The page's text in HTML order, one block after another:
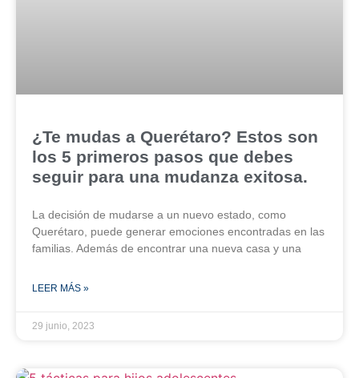
¿Te mudas a Querétaro? Estos son
los 5 primeros pasos que debes
seguir para una mudanza exitosa.
La decisión de mudarse a un nuevo estado, como
Querétaro, puede generar emociones encontradas en las
familias. Además de encontrar una nueva casa y una
LEER MÁS »
29 junio, 2023